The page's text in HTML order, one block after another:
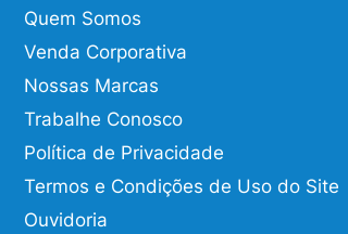
Quem Somos
Venda Corporativa
Nossas Marcas
Trabalhe Conosco
Política de Privacidade
Termos e Condições de Uso do Site
Ouvidoria